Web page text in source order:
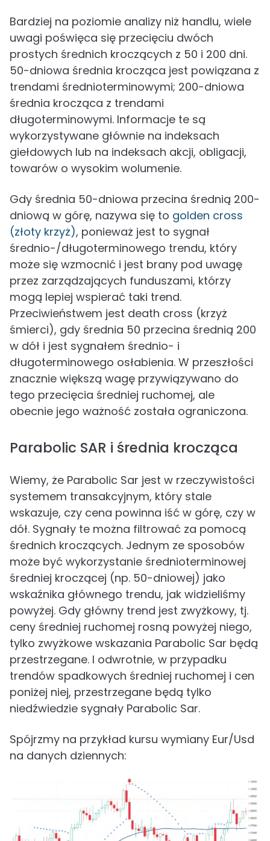
Bardziej na poziomie analizy niż handlu, wiele
uwagi poświęca się przecięciu dwóch
prostych średnich kroczących z 50 i 200 dni.
50-dniowa średnia krocząca jest powiązana z
trendami średnioterminowymi; 200-dniowa
średnia krocząca z trendami
długoterminowymi. Informacje te są
wykorzystywane głównie na indeksach
giełdowych lub na indeksach akcji, obligacji,
towarów o wysokim wolumenie.
Gdy średnia 50-dniowa przecina średnią 200-
dniową w górę, nazywa się to golden cross
(złoty krzyż), ponieważ jest to sygnał
średnio-/długoterminowego trendu, który
może się wzmocnić i jest brany pod uwagę
przez zarządzających funduszami, którzy
mogą lepiej wspierać taki trend.
Przeciwieństwem jest death cross (krzyż
śmierci), gdy średnia 50 przecina średnią 200
w dół i jest sygnałem średnio- i
długoterminowego osłabienia. W przeszłości
znacznie większą wagę przywiązywano do
tego przecięcia średniej ruchomej, ale
obecnie jego ważność została ograniczona.
Parabolic SAR i średnia krocząca
Wiemy, że Parabolic Sar jest w rzeczywistości
systemem transakcyjnym, który stale
wskazuje, czy cena powinna iść w górę, czy w
dół. Sygnały te można filtrować za pomocą
średnich kroczących. Jednym ze sposobów
może być wykorzystanie średnioterminowej
średniej kroczącej (np. 50-dniowej) jako
wskaźnika głównego trendu, jak widzieliśmy
powyżej. Gdy główny trend jest zwyżkowy, tj.
ceny średniej ruchomej rosną powyżej niego,
tylko zwyżkowe wskazania Parabolic Sar będą
przestrzegane. I odwrotnie, w przypadku
trendów spadkowych średniej ruchomej i cen
poniżej niej, przestrzegane będą tylko
niedźwiedzie sygnały Parabolic Sar.
Spójrzmy na przykład kursu wymiany Eur/Usd
na danych dziennych: